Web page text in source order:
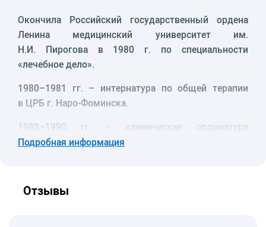
Окончила Российский государственный ордена
Ленина медицинский университет им.
Н.И. Пирогова в 1980 г. по специальности
«лечебное дело».
1980–1981 гг. – интернатура по общей терапии
в ЦРБ г. Наро-Фоминска.
1988–1990 гг. – клиническая ординатура
по специальности «внутренние болезни»
Подробная информация
Отзывы